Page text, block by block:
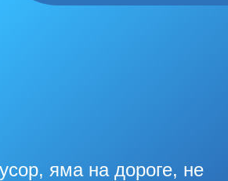
яма на дороге, не